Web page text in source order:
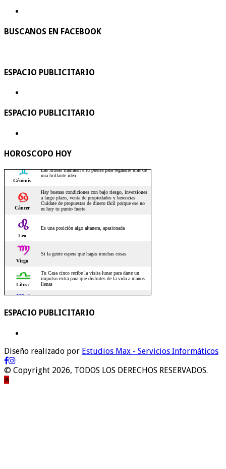
BUSCANOS EN FACEBOOK
ESPACIO PUBLICITARIO
ESPACIO PUBLICITARIO
HOROSCOPO HOY
ESPACIO PUBLICITARIO
Diseño realizado por Estudios Max - Servicios Informáticos
© Copyright 2026, TODOS LOS DERECHOS RESERVADOS.